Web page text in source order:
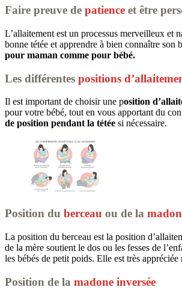
Faire preuve de patience et être
L’allaitement est un processus merveilleux et
bonne tétée et apprendre à bien connaître son
pour maman comme pour bébé.
Les différentes positions
Il est important de choisir une position
pour votre bébé, tout en vous apportant du
de position pendant la tétée si nécessaire.
Position du berceau ou de la
La position du berceau est la position
de la mère soutient le dos ou les fesses de
les bébés de petit poids. Elle est très
Position de la madone inversée